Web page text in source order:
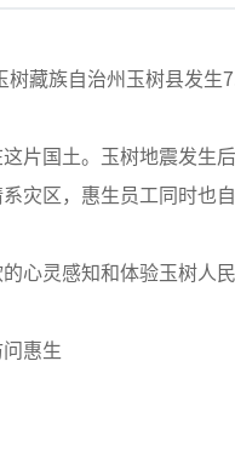
藏族自治州玉树县发生
片国土。玉树地震发
灾区，惠生员工同时也
心灵感知和体验玉树人
惠生